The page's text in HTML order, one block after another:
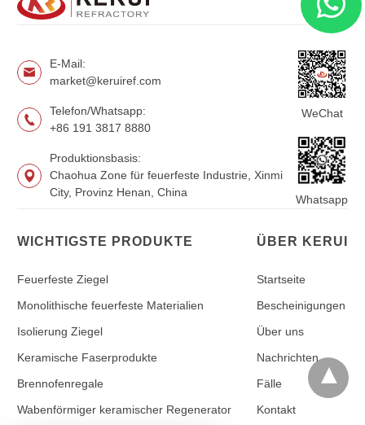
E-Mail:
market@keruiref.com
Telefon/Whatsapp:
+86 191 3817 8880
Produktionsbasis:
Chaohua Zone für feuerfeste Industrie, Xinmi
City, Provinz Henan, China
WeChat
Whatsapp
WICHTIGSTE PRODUKTE
Feuerfeste Ziegel
Monolithische feuerfeste Materialien
Isolierung Ziegel
Keramische Faserprodukte
Brennofenregale
Wabenförmiger keramischer Regenerator
ÜBER KERUI
Startseite
Bescheinigungen
Über uns
Nachrichten
Fälle
Kontakt